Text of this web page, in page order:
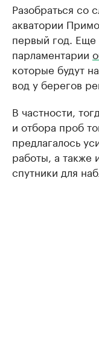
Разобраться со
акватории
первый год. Еще
парламентарии
которые будут
вод у берегов
В частности,
и отбора проб
предлагалось
работы, а также
спутники для